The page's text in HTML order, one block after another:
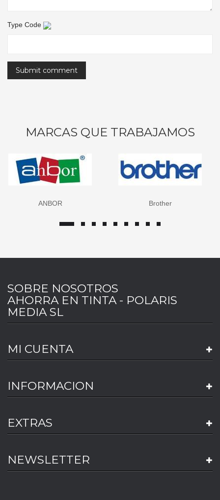
Type Code
MARCAS QUE TRABAJAMOS
ANBOR Brother
SOBRE NOSOTROS
AHORRA EN TINTA - POLARIS
MEDIA SL
MI CUENTA
INFORMACION
EXTRAS
NEWSLETTER